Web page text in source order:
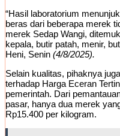
“Hasil laboratorium
beras dari beberapa merek
merek Sedap Wangi,
kepala, butir patah, menir,
Heni, Senin (4/8/2025).
Selain kualitas, pihaknya
terhadap Harga Eceran
pemerintah. Dari
pasar, hanya dua merek
Rp15.400 per kilogram.